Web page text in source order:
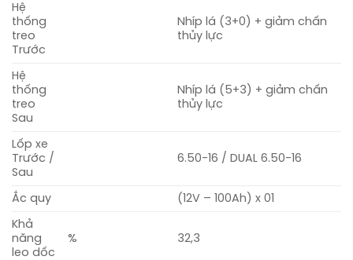
Hệ
thống
treo
Trước
Nhíp lá (3+0) + giảm chấn
thủy lực
Hệ
thống
treo
Sau
Nhíp lá (5+3) + giảm chấn
thủy lực
Lốp xe
Trước /
Sau
6.50-16 / DUAL 6.50-16
Ắc quy (12V – 100Ah) x 01
Khả
năng
leo dốc
% 32,3